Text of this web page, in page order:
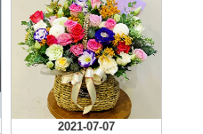
2022-12-09
2021-07-07